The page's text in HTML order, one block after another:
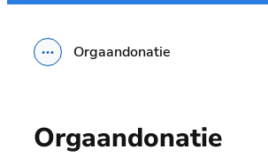
Toon alle broodkruimel items
Orgaandonatie
Orgaandonatie